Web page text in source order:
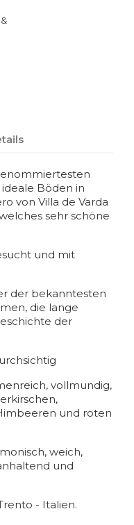
Böden in
von Villa de Varda
sehr schöne
und mit
der bekanntesten
die lange
der
vollmundig,
und roten
weich,
und
- Italien.